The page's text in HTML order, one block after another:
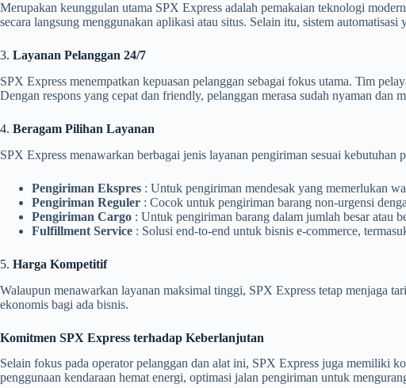
Merupakan keunggulan utama SPX Express adalah pemakaian teknologi
secara langsung menggunakan aplikasi atau situs. Selain itu, sistem
3. Layanan Pelanggan 24/7
SPX Express menempatkan kepuasan pelanggan sebagai fokus utama. Tim
Dengan respons yang cepat dan friendly, pelanggan merasa sudah nyaman dan
4. Beragam Pilihan Layanan
SPX Express menawarkan berbagai jenis layanan pengiriman sesuai kebutuhan
Pengiriman Ekspres : Untuk pengiriman mendesak yang memerlukan
Pengiriman Reguler : Cocok untuk pengiriman barang non-urgensi
Pengiriman Cargo : Untuk pengiriman barang dalam jumlah besar atau
Fulfillment Service : Solusi end-to-end untuk bisnis e-commerce,
5. Harga Kompetitif
Walaupun menawarkan layanan maksimal tinggi, SPX Express tetap menjaga
ekonomis bagi ada bisnis.
Komitmen SPX Express terhadap Keberlanjutan
Selain fokus pada operator pelanggan dan alat ini, SPX Express juga memiliki
penggunaan kendaraan hemat energi, optimasi jalan pengiriman untuk